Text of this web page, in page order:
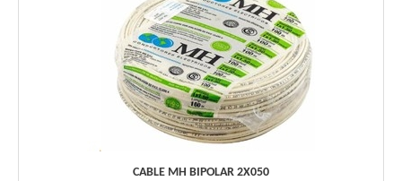
CABLE MH BIPOLAR 2X050